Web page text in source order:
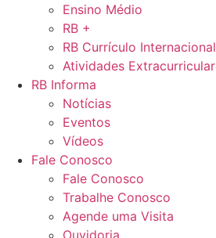
Ensino Médio
RB +
RB Currículo Internacional
Atividades
RB Informa
Notícias
Eventos
Vídeos
Fale Conosco
Fale Conosco
Trabalhe Conosco
Agende uma Visita
Ouvidoria